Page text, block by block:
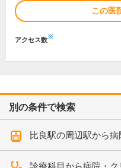
この医
アクセス数※
別の条件で検索
比良駅の周辺駅から
診療科目から病院・